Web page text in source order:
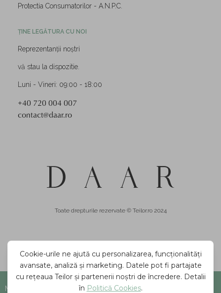
Mărime indisponibilă
Protectia Consumatorilor - A.N.P.C.
ȚINE LEGĂTURA CU NOI
Reprezentanții noștri
vă stau la dispozitie.
Luni - Vineri: 09:00 - 18:00
+40 720 004 007
contact@daar.ro
Toate drepturile rezervate © Teilor.ro 2024